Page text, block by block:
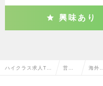
興味あり
ハイクラス求人TO 営業 海外営